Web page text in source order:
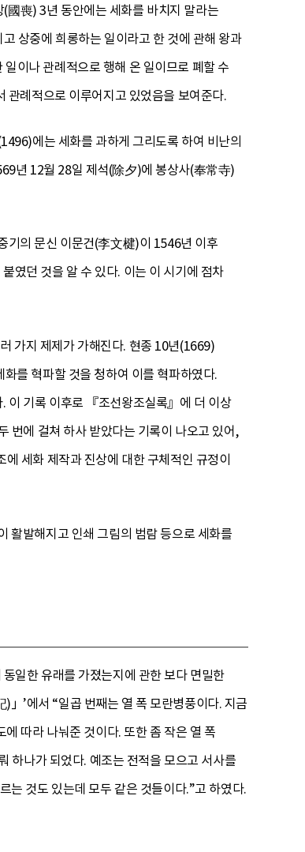
國喪) 3년 동안에는 세화를 바치지 말라는
상중에 희롱하는 일이라고 한 것에 관해 왕과
이나 관례적으로 행해 온 일이므로 폐할 수
관례적으로 이루어지고 있었음을 보여준다.
에는 세화를 과하게 그리도록 하여 비난의
년 12월 28일 제석(除夕)에 봉상사(奉常寺)
기의 문신 이문건(李文楗)이 1546년 이후
였던 것을 알 수 있다. 이는 이 시기에 점차
가지 제제가 가해진다. 현종 10년(1669)
를 혁파할 것을 청하여 이를 혁파하였다.
기록 이후로 『조선왕조실록』에 더 이상
번에 걸쳐 하사 받았다는 기록이 나오고 있어,
세화 제작과 진상에 대한 구체적인 규정이
활발해지고 인쇄 그림의 범람 등으로 세화를
일한 유래를 가졌는지에 관한 보다 면밀한
’에서 “일곱 번째는 열 폭 모란병풍이다. 지금
따라 나눠준 것이다. 또한 좀 작은 열 폭
하나가 되었다. 예조는 전적을 모으고 서사를
는 것도 있는데 모두 같은 것들이다.”고 하였다.